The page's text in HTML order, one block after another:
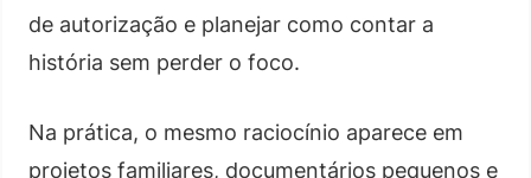
de autorização e planejar como contar a
história sem perder o foco.
Na prática, o mesmo raciocínio aparece em
projetos familiares, documentários pequenos e